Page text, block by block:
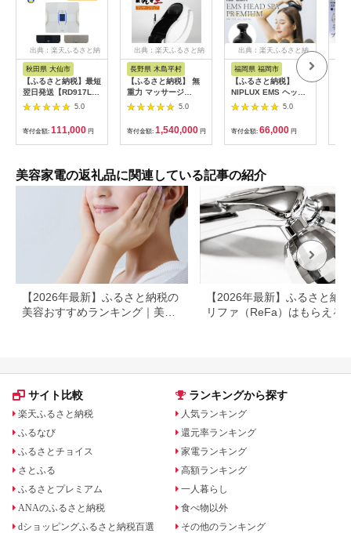
出典：楽天ふるさと納
税
秋田県 大仙市
【ふるさと納税】最短
翌日発送【RD917L】
タニタ 体組成計 イン
ナースキャンデュアル
【メタリックブラック
／グレイッシュゴール
ド／パールホワイト】
5.0
寄付金額: 111,000 円
出典：楽天ふるさと納
税
長野県 木島平村
【ふるさと納税】 無
重力 マッサージ
R1500-01 あんま王4
| 日用品 家電 マッサ
ージチェア あんま王
無重力 長野県 木島平
村 信州
5.0
寄付金額: 1,540,000 円
出典：楽天ふるさと納
福岡県 福岡市
【ふるさと納税】
NIPLUX EMS ヘッ
ド・フェイシャルケア
PREMIUM NP-
EHSP23BK アタッチ
メント付 頭皮ケア 頭
スパ 美顔器 マッサー
ジ ボディケア リフト
ケア フェイスケア ス
カルプ ボディ 全身 防
水 美容 美容家電 福岡
市 福岡
5.0
寄付金額: 66,000 円
美容家電の返礼品に関連している記事の紹介
【2026年最新】ふるさと納税の
美容おすすめランキング｜美容
【2026年最新】ふるさと納
リファ（ReFa）はもらえる
サイト比較
楽天ふるさと納税
ふるなび
ふるさとチョイス
さとふる
ふるさとプレミアム
ANAのふるさと納税
dショッピングふるさと納税百選
ランキングから探す
人気ランキング
還元率ランキング
家電ランキング
高額ランキング
一人暮らし
食べ物以外
その他のランキング